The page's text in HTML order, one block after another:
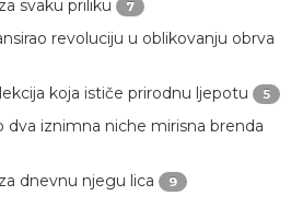
svaku priliku 7
revoluciju u oblikovanju obrva
koja ističe prirodnu ljepotu 5
dva iznimna niche mirisna brenda
dnevnu njegu lica 9